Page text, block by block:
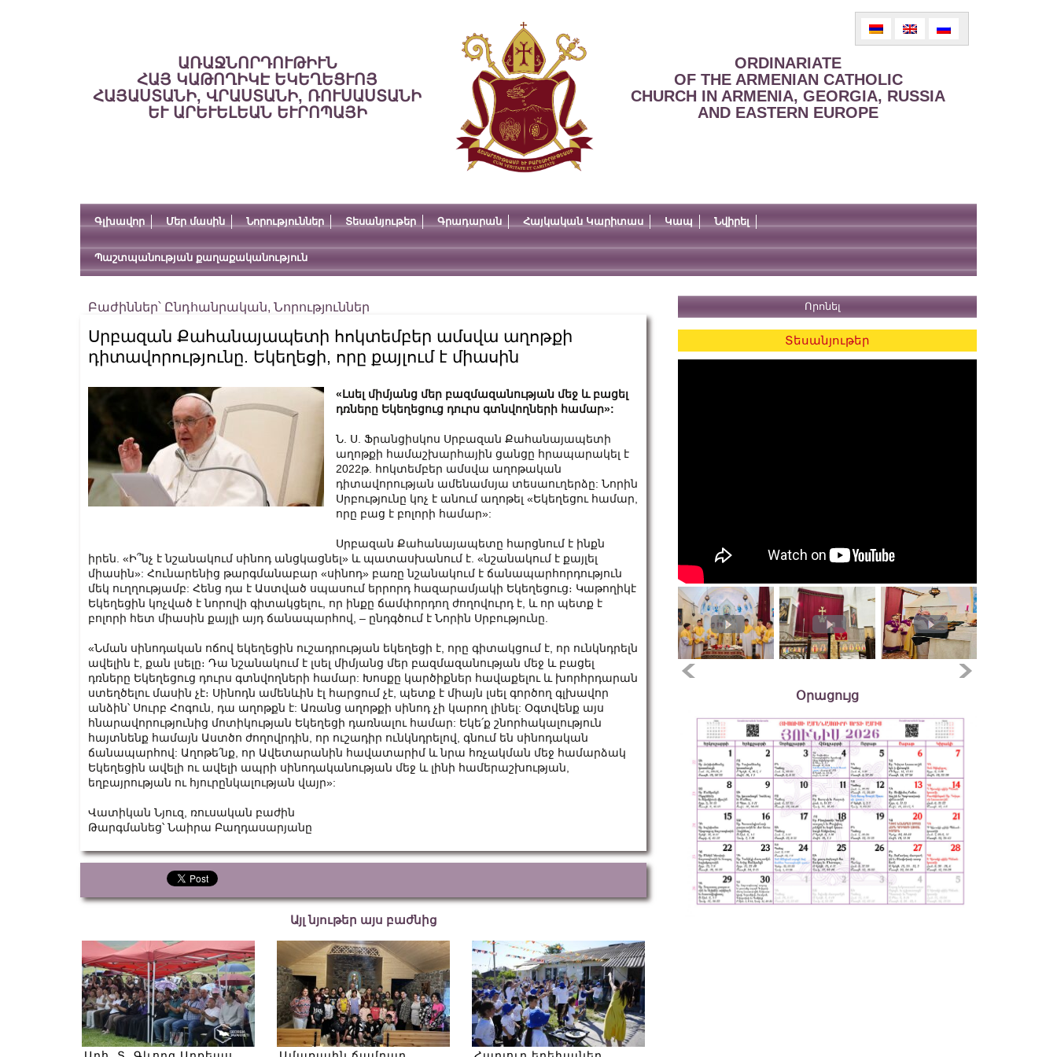
ԱՌԱՋՆՈՐԴՈՒԹԻՒՆ
ՀԱՅ ԿԱԹՈՂԻԿԷ ԵԿԵՂԵՑՒՈՅ
ՀԱՅԱՍՏԱՆԻ, ՎՐԱՍՏԱՆԻ, ՌՈՒՍԱՍՏԱՆԻ
ԵՒ ԱՐԵՒԵԼԵԱՆ ԵՒՐՈՊԱՅԻ
ORDINARIATE
OF THE ARMENIAN CATHOLIC
CHURCH IN ARMENIA, GEORGIA, RUSSIA
AND EASTERN EUROPE
Գլխավոր Մեր մասին Նորություններ Տեսանյութեր Գրադարան Հայկական Կարիտաս Կապ Նվիրել
Պաշտպանության քաղաքականություն
Բաժիններ՝ Ընդհանրական, Նորություններ
Սրբազան Քահանայապետի հոկտեմբեր ամսվա աղոթքի
դիտավորությունը. Եկեղեցի, որը քայլում է միասին
«Լսել միմյանց մեր բազմազանության մեջ և բացել
դռները Եկեղեցուց դուրս գտնվողների համար»:
Ն. Ս. Ֆրանցիսկոս Սրբազան Քահանայապետի
աղոթքի համաշխարհային ցանցը հրապարակել է
2022թ. հոկտեմբեր ամսվա աղոթական
դիտավորության ամենամսյա տեսաուղերձը: Նորին
Սրբությունը կոչ է անում աղոթել «Եկեղեցու համար,
որը բաց է բոլորի համար»:
Սրբազան Քահանայապետը հարցնում է ինքն
իրեն. «Ի՞նչ է նշանակում սինոդ անցկացնել» և պատասխանում է. «նշանակում է քայլել
միասին»: Հունարենից թարգմանաբար «սինոդ» բառը նշանակում է ճանապարհորդություն
մեկ ուղղությամբ: Հենց դա է Աստված սպասում երրորդ հազարամյակի Եկեղեցուց։ Կաթողիկէ
Եկեղեցին կոչված է նորովի գիտակցելու, որ ինքը ճամփորդող ժողովուրդ է, և որ պետք է
բոլորի հետ միասին քայլի այդ ճանապարհով, – ընդգծում է Նորին Սրբությունը.
«Նման սինոդական ոճով եկեղեցին ուշադրության եկեղեցի է, որը գիտակցում է, որ ունկնդրելն
ավելին է, քան լսելը։ Դա նշանակում է լսել միմյանց մեր բազմազանության մեջ և բացել
դռները Եկեղեցուց դուրս գտնվողների համար: Խոսքը կարծիքներ հավաքելու և խորհրդարան
ստեղծելու մասին չէ։ Սինոդն ամենևին էլ հարցում չէ, պետք է միայն լսել գործող գլխավոր
անձին՝ Սուրբ Հոգուն, դա աղոթքն է: Առանց աղոթքի սինոդ չի կարող լինել: Օգտվենք այս
հնարավորությունից մոտիկության Եկեղեցի դառնալու համար: Եկե՛ք շնորհակալություն
հայտնենք համայն Աստծո ժողովրդին, որ ուշադիր ունկնդրելով, գնում են սինոդական
ճանապարհով: Աղոթե՛նք, որ Ավետարանին հավատարիմ և նրա հռչակման մեջ համարձակ
Եկեղեցին ավելի ու ավելի ապրի սինոդականության մեջ և լինի համերաշխության,
եղբայրության ու հյուրընկալության վայր»:
Վատիկան Նյուզ, ռուսական բաժին
Թարգմանեց՝ Նաիրա Բաղդասարյանը
Այլ նյութեր այս բաժնից
Տեսանյութեր
Օրացույց